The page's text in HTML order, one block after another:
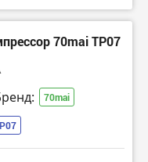
70mai TP07
70mai